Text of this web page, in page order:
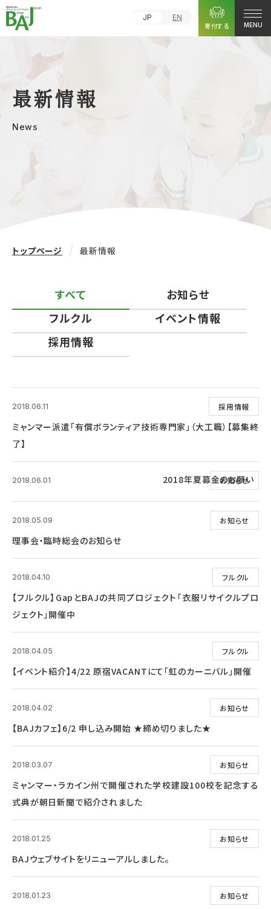
JP
EN
寄付する
MENU
最新情報
News
トップページ 最新情報
すべて
お知らせ
フルクル
イベント情報
採用情報
採用情報
2018.06.11
ミャンマー派遣「有償ボランティア技術専門家」（大工職）【募集終
了】
お知らせ
2018.06.01 2018年夏募金のお願い
お知らせ
2018.05.09
理事会・臨時総会のお知らせ
フルクル
2018.04.10
【フルクル】GapとBAJの共同プロジェクト「衣服リサイクルプロ
ジェクト」開催中
フルクル
2018.04.05
【イベント紹介】4/22 原宿VACANTにて「虹のカーニバル」開催
お知らせ
2018.04.02
【BAJカフェ】6/2 申し込み開始 ★締め切りました★
お知らせ
2018.03.07
ミャンマー・ラカイン州で開催された学校建設100校を記念する
式典が朝日新聞で紹介されました
お知らせ
2018.01.25
BAJウェブサイトをリニューアルしました。
お知らせ
2018.01.23